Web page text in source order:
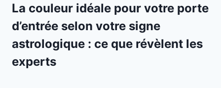
La couleur idéale pour votre porte
d’entrée selon votre signe
astrologique : ce que révèlent les
experts